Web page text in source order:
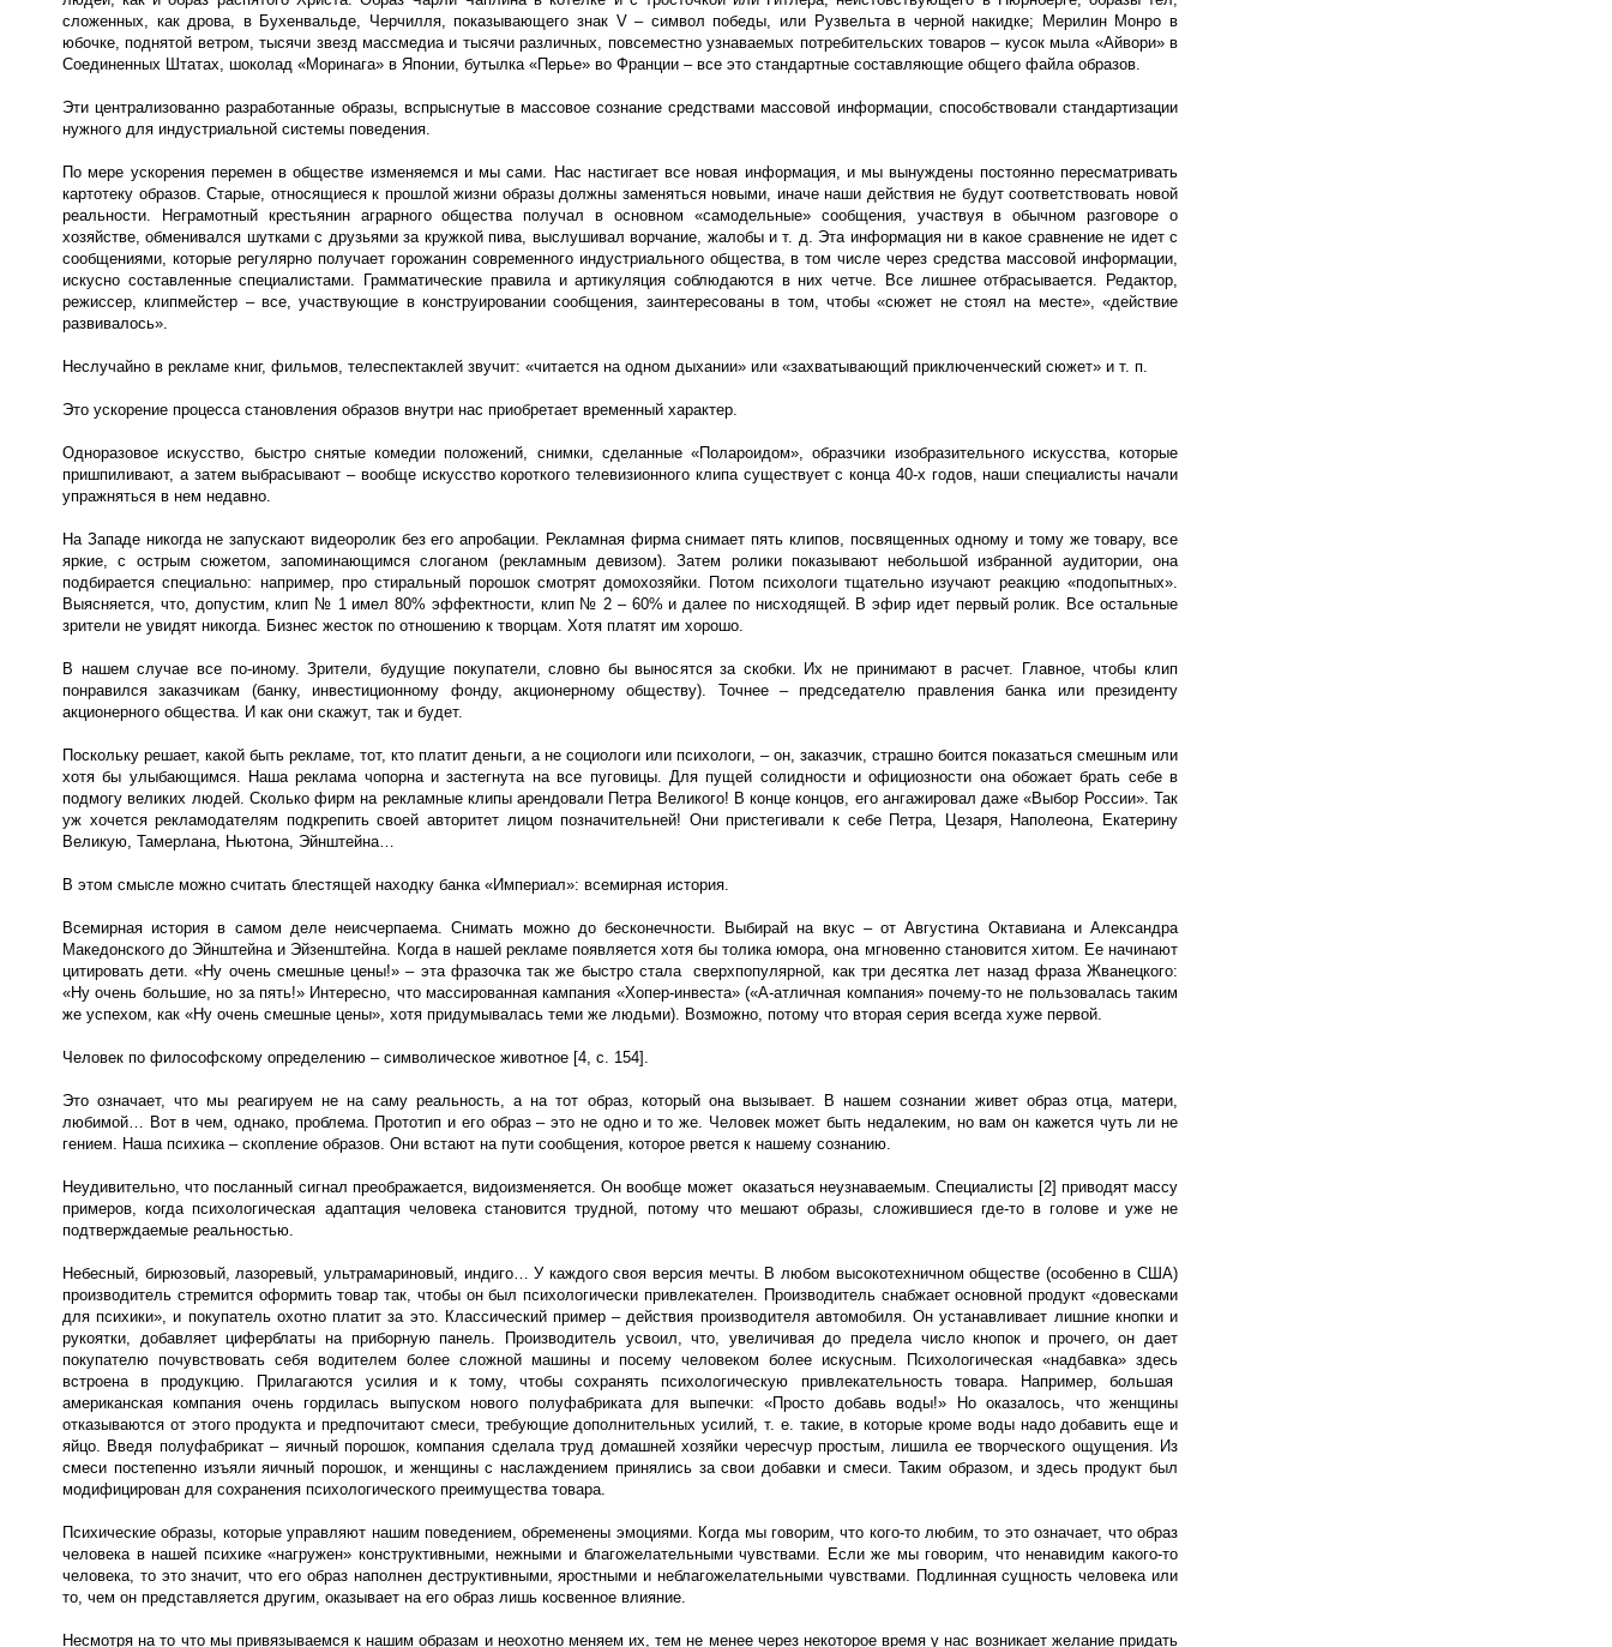
сложенных, как дрова, в Бухенвальде, Черчилля, показывающего знак V – символ победы, или Рузвельта в черной накидке; Мерилин Монро в
юбочке, поднятой ветром, тысячи звезд массмедиа и тысячи различных, повсеместно узнаваемых потребительских товаров – кусок мыла «Айвори» в
Соединенных Штатах, шоколад «Моринага» в Японии, бутылка «Перье» во Франции – все это стандартные составляющие общего файла образов.
Эти централизованно разработанные образы, вспрыснутые в массовое сознание средствами массовой информации, способствовали стандартизации
нужного для индустриальной системы поведения.
По мере ускорения перемен в обществе изменяемся и мы сами. Нас настигает все новая информация, и мы вынуждены постоянно пересматривать
картотеку образов. Старые, относящиеся к прошлой жизни образы должны заменяться новыми, иначе наши действия не будут соответствовать новой
реальности. Неграмотный крестьянин аграрного общества получал в основном «самодельные» сообщения, участвуя в обычном разговоре о
хозяйстве, обменивался шутками с друзьями за кружкой пива, выслушивал ворчание, жалобы и т. д. Эта информация ни в какое сравнение не идет с
сообщениями, которые регулярно получает горожанин современного индустриального общества, в том числе через средства массовой информации,
искусно составленные специалистами. Грамматические правила и артикуляция соблюдаются в них четче. Все лишнее отбрасывается. Редактор,
режиссер, клипмейстер – все, участвующие в конструировании сообщения, заинтересованы в том, чтобы «сюжет не стоял на месте», «действие
развивалось».
Неслучайно в рекламе книг, фильмов, телеспектаклей звучит: «читается на одном дыхании» или «захватывающий приключенческий сюжет» и т. п.
Это ускорение процесса становления образов внутри нас приобретает временный характер.
Одноразовое искусство, быстро снятые комедии положений, снимки, сделанные «Полароидом», образчики изобразительного искусства, которые
пришпиливают, а затем выбрасывают – вообще искусство короткого телевизионного клипа существует с конца 40-х годов, наши специалисты начали
упражняться в нем недавно.
На Западе никогда не запускают видеоролик без его апробации. Рекламная фирма снимает пять клипов, посвященных одному и тому же товару, все
яркие, с острым сюжетом, запоминающимся слоганом (рекламным девизом). Затем ролики показывают небольшой избранной аудитории, она
подбирается специально: например, про стиральный порошок смотрят домохозяйки. Потом психологи тщательно изучают реакцию «подопытных».
Выясняется, что, допустим, клип № 1 имел 80% эффектности, клип № 2 – 60% и далее по нисходящей. В эфир идет первый ролик. Все остальные
зрители не увидят никогда. Бизнес жесток по отношению к творцам. Хотя платят им хорошо.
В нашем случае все по-иному. Зрители, будущие покупатели, словно бы выносятся за скобки. Их не принимают в расчет. Главное, чтобы клип
понравился заказчикам (банку, инвестиционному фонду, акционерному обществу). Точнее – председателю правления банка или президенту
акционерного общества. И как они скажут, так и будет.
Поскольку решает, какой быть рекламе, тот, кто платит деньги, а не социологи или психологи, – он, заказчик, страшно боится показаться смешным или
хотя бы улыбающимся. Наша реклама чопорна и застегнута на все пуговицы. Для пущей солидности и официозности она обожает брать себе в
подмогу великих людей. Сколько фирм на рекламные клипы арендовали Петра Великого! В конце концов, его ангажировал даже «Выбор России». Так
уж хочется рекламодателям подкрепить своей авторитет лицом позначительней! Они пристегивали к себе Петра, Цезаря, Наполеона, Екатерину
Великую, Тамерлана, Ньютона, Эйнштейна…
В этом смысле можно считать блестящей находку банка «Империал»: всемирная история.
Всемирная история в самом деле неисчерпаема. Снимать можно до бесконечности. Выбирай на вкус – от Августина Октавиана и Александра
Македонского до Эйнштейна и Эйзенштейна. Когда в нашей рекламе появляется хотя бы толика юмора, она мгновенно становится хитом. Ее начинают
цитировать дети. «Ну очень смешные цены!» – эта фразочка так же быстро стала сверхпопулярной, как три десятка лет назад фраза Жванецкого:
«Ну очень большие, но за пять!» Интересно, что массированная кампания «Хопер-инвеста» («А-атличная компания» почему-то не пользовалась таким
же успехом, как «Ну очень смешные цены», хотя придумывалась теми же людьми). Возможно, потому что вторая серия всегда хуже первой.
Человек по философскому определению – символическое животное [4, с. 154].
Это означает, что мы реагируем не на саму реальность, а на тот образ, который она вызывает. В нашем сознании живет образ отца, матери,
любимой… Вот в чем, однако, проблема. Прототип и его образ – это не одно и то же. Человек может быть недалеким, но вам он кажется чуть ли не
гением. Наша психика – скопление образов. Они встают на пути сообщения, которое рвется к нашему сознанию.
Неудивительно, что посланный сигнал преображается, видоизменяется. Он вообще может оказаться неузнаваемым. Специалисты [2] приводят массу
примеров, когда психологическая адаптация человека становится трудной, потому что мешают образы, сложившиеся где-то в голове и уже не
подтверждаемые реальностью.
Небесный, бирюзовый, лазоревый, ультрамариновый, индиго… У каждого своя версия мечты. В любом высокотехничном обществе (особенно в США)
производитель стремится оформить товар так, чтобы он был психологически привлекателен. Производитель снабжает основной продукт «довесками
для психики», и покупатель охотно платит за это. Классический пример – действия производителя автомобиля. Он устанавливает лишние кнопки и
рукоятки, добавляет циферблаты на приборную панель. Производитель усвоил, что, увеличивая до предела число кнопок и прочего, он дает
покупателю почувствовать себя водителем более сложной машины и посему человеком более искусным. Психологическая «надбавка» здесь
встроена в продукцию. Прилагаются усилия и к тому, чтобы сохранять психологическую привлекательность товара. Например, большая
американская компания очень гордилась выпуском нового полуфабриката для выпечки: «Просто добавь воды!» Но оказалось, что женщины
отказываются от этого продукта и предпочитают смеси, требующие дополнительных усилий, т. е. такие, в которые кроме воды надо добавить еще и
яйцо. Введя полуфабрикат – яичный порошок, компания сделала труд домашней хозяйки чересчур простым, лишила ее творческого ощущения. Из
смеси постепенно изъяли яичный порошок, и женщины с наслаждением принялись за свои добавки и смеси. Таким образом, и здесь продукт был
модифицирован для сохранения психологического преимущества товара.
Психические образы, которые управляют нашим поведением, обременены эмоциями. Когда мы говорим, что кого-то любим, то это означает, что образ
человека в нашей психике «нагружен» конструктивными, нежными и благожелательными чувствами. Если же мы говорим, что ненавидим какого-то
человека, то это значит, что его образ наполнен деструктивными, яростными и неблагожелательными чувствами. Подлинная сущность человека или
то, чем он представляется другим, оказывает на его образ лишь косвенное влияние.
Несмотря на то что мы привязываемся к нашим образам и неохотно меняем их, тем не менее через некоторое время у нас возникает желание придать